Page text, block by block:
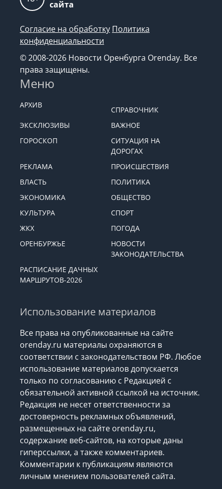
сайта
Согласие на обработку Политика
конфиденциальности
© 2008-2026 Новости Оренбурга Orenday. Все
права защищены.
Меню
АРХИВ
СПРАВОЧНИК
ЭКСКЛЮЗИВЫ
ВАЖНОЕ
ГОРОСКОП
СИТУАЦИЯ НА
ДОРОГАХ
РЕКЛАМА
ПРОИСШЕСТВИЯ
ВЛАСТЬ
ПОЛИТИКА
ЭКОНОМИКА
ОБЩЕСТВО
КУЛЬТУРА
СПОРТ
ЖКХ
ПОГОДА
ОРЕНБУРЖЬЕ
НОВОСТИ
ЗАКОНОДАТЕЛЬСТВА
РАСПИСАНИЕ ДАЧНЫХ
МАРШРУТОВ-2026
Использование материалов
Все права на опубликованные на сайте
orenday.ru материалы охраняются в
соответствии с законодательством РФ. Любое
использование материалов допускается
только по согласованию с Редакцией с
обязательной активной ссылкой на источник.
Редакция не несет ответственности за
достоверность рекламных объявлений,
размещенных на сайте orenday.ru,
содержание веб-сайтов, на которые даны
гиперссылки, а также комментариев.
Комментарии к публикациям являются
личным мнением пользователей сайта.